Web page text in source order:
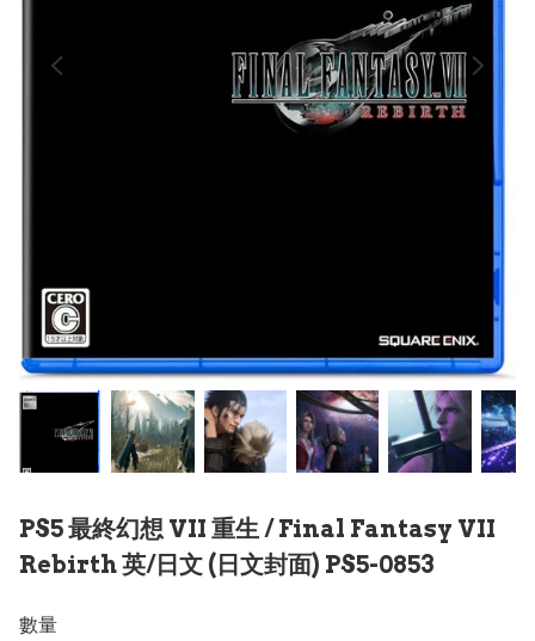
PS5 最終幻想 VII 重生 / Final Fantasy VII
Rebirth 英/日文 (日文封面) PS5-0853
數量